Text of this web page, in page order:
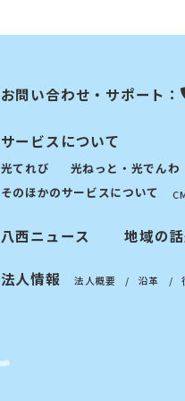
お問い合わせ・サポート：
サービスについて
光てれび 光ねっと・光でんわ
そのほかのサービスについて
八西ニュース 地域の
法人情報 法人概要 沿革